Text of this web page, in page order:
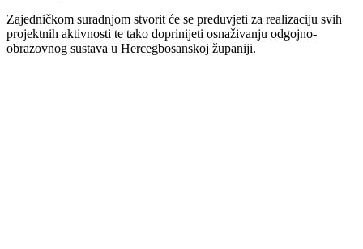
Zajedničkom suradnjom stvorit će se preduvjeti za realizaciju svih
projektnih aktivnosti te tako doprinijeti osnaživanju odgojno-
obrazovnog sustava u Hercegbosanskoj županiji.